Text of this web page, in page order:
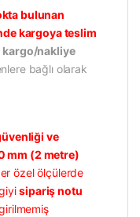
bulunan
kargoya teslim
kargo/nakliye
bağlı olarak
ve
mm (2 metre)
özel ölçülerde
sipariş notu